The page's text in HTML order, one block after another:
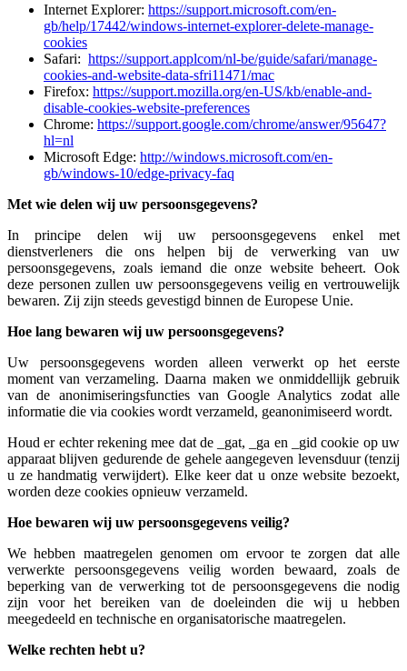
Internet Explorer: https://support.microsoft.com/en-
gb/help/17442/windows-internet-explorer-delete-manage-
cookies
Safari: https://support.applcom/nl-be/guide/safari/manage-
cookies-and-website-data-sfri11471/mac
Firefox: https://support.mozilla.org/en-US/kb/enable-and-
disable-cookies-website-preferences
Chrome: https://support.google.com/chrome/answer/95647?
hl=nl
Microsoft Edge: http://windows.microsoft.com/en-
gb/windows-10/edge-privacy-faq
Met wie delen wij uw persoonsgegevens?
In principe delen wij uw persoonsgegevens enkel met
dienstverleners die ons helpen bij de verwerking van uw
persoonsgegevens, zoals iemand die onze website beheert. Ook
deze personen zullen uw persoonsgegevens veilig en vertrouwelijk
bewaren. Zij zijn steeds gevestigd binnen de Europese Unie.
Hoe lang bewaren wij uw persoonsgegevens?
Uw persoonsgegevens worden alleen verwerkt op het eerste
moment van verzameling. Daarna maken we onmiddellijk gebruik
van de anonimiseringsfuncties van Google Analytics zodat alle
informatie die via cookies wordt verzameld, geanonimiseerd wordt.
Houd er echter rekening mee dat de _gat, _ga en _gid cookie op uw
apparaat blijven gedurende de gehele aangegeven levensduur (tenzij
u ze handmatig verwijdert). Elke keer dat u onze website bezoekt,
worden deze cookies opnieuw verzameld.
Hoe bewaren wij uw persoonsgegevens veilig?
We hebben maatregelen genomen om ervoor te zorgen dat alle
verwerkte persoonsgegevens veilig worden bewaard, zoals de
beperking van de verwerking tot de persoonsgegevens die nodig
zijn voor het bereiken van de doeleinden die wij u hebben
meegedeeld en technische en organisatorische maatregelen.
Welke rechten hebt u?